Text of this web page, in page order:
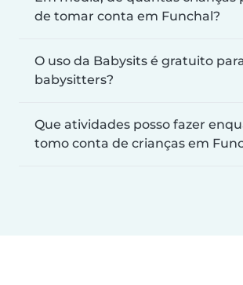
de tomar conta em Funchal?
O uso da Babysits é gratuito
babysitters?
Que atividades posso fazer
tomo conta de crianças em